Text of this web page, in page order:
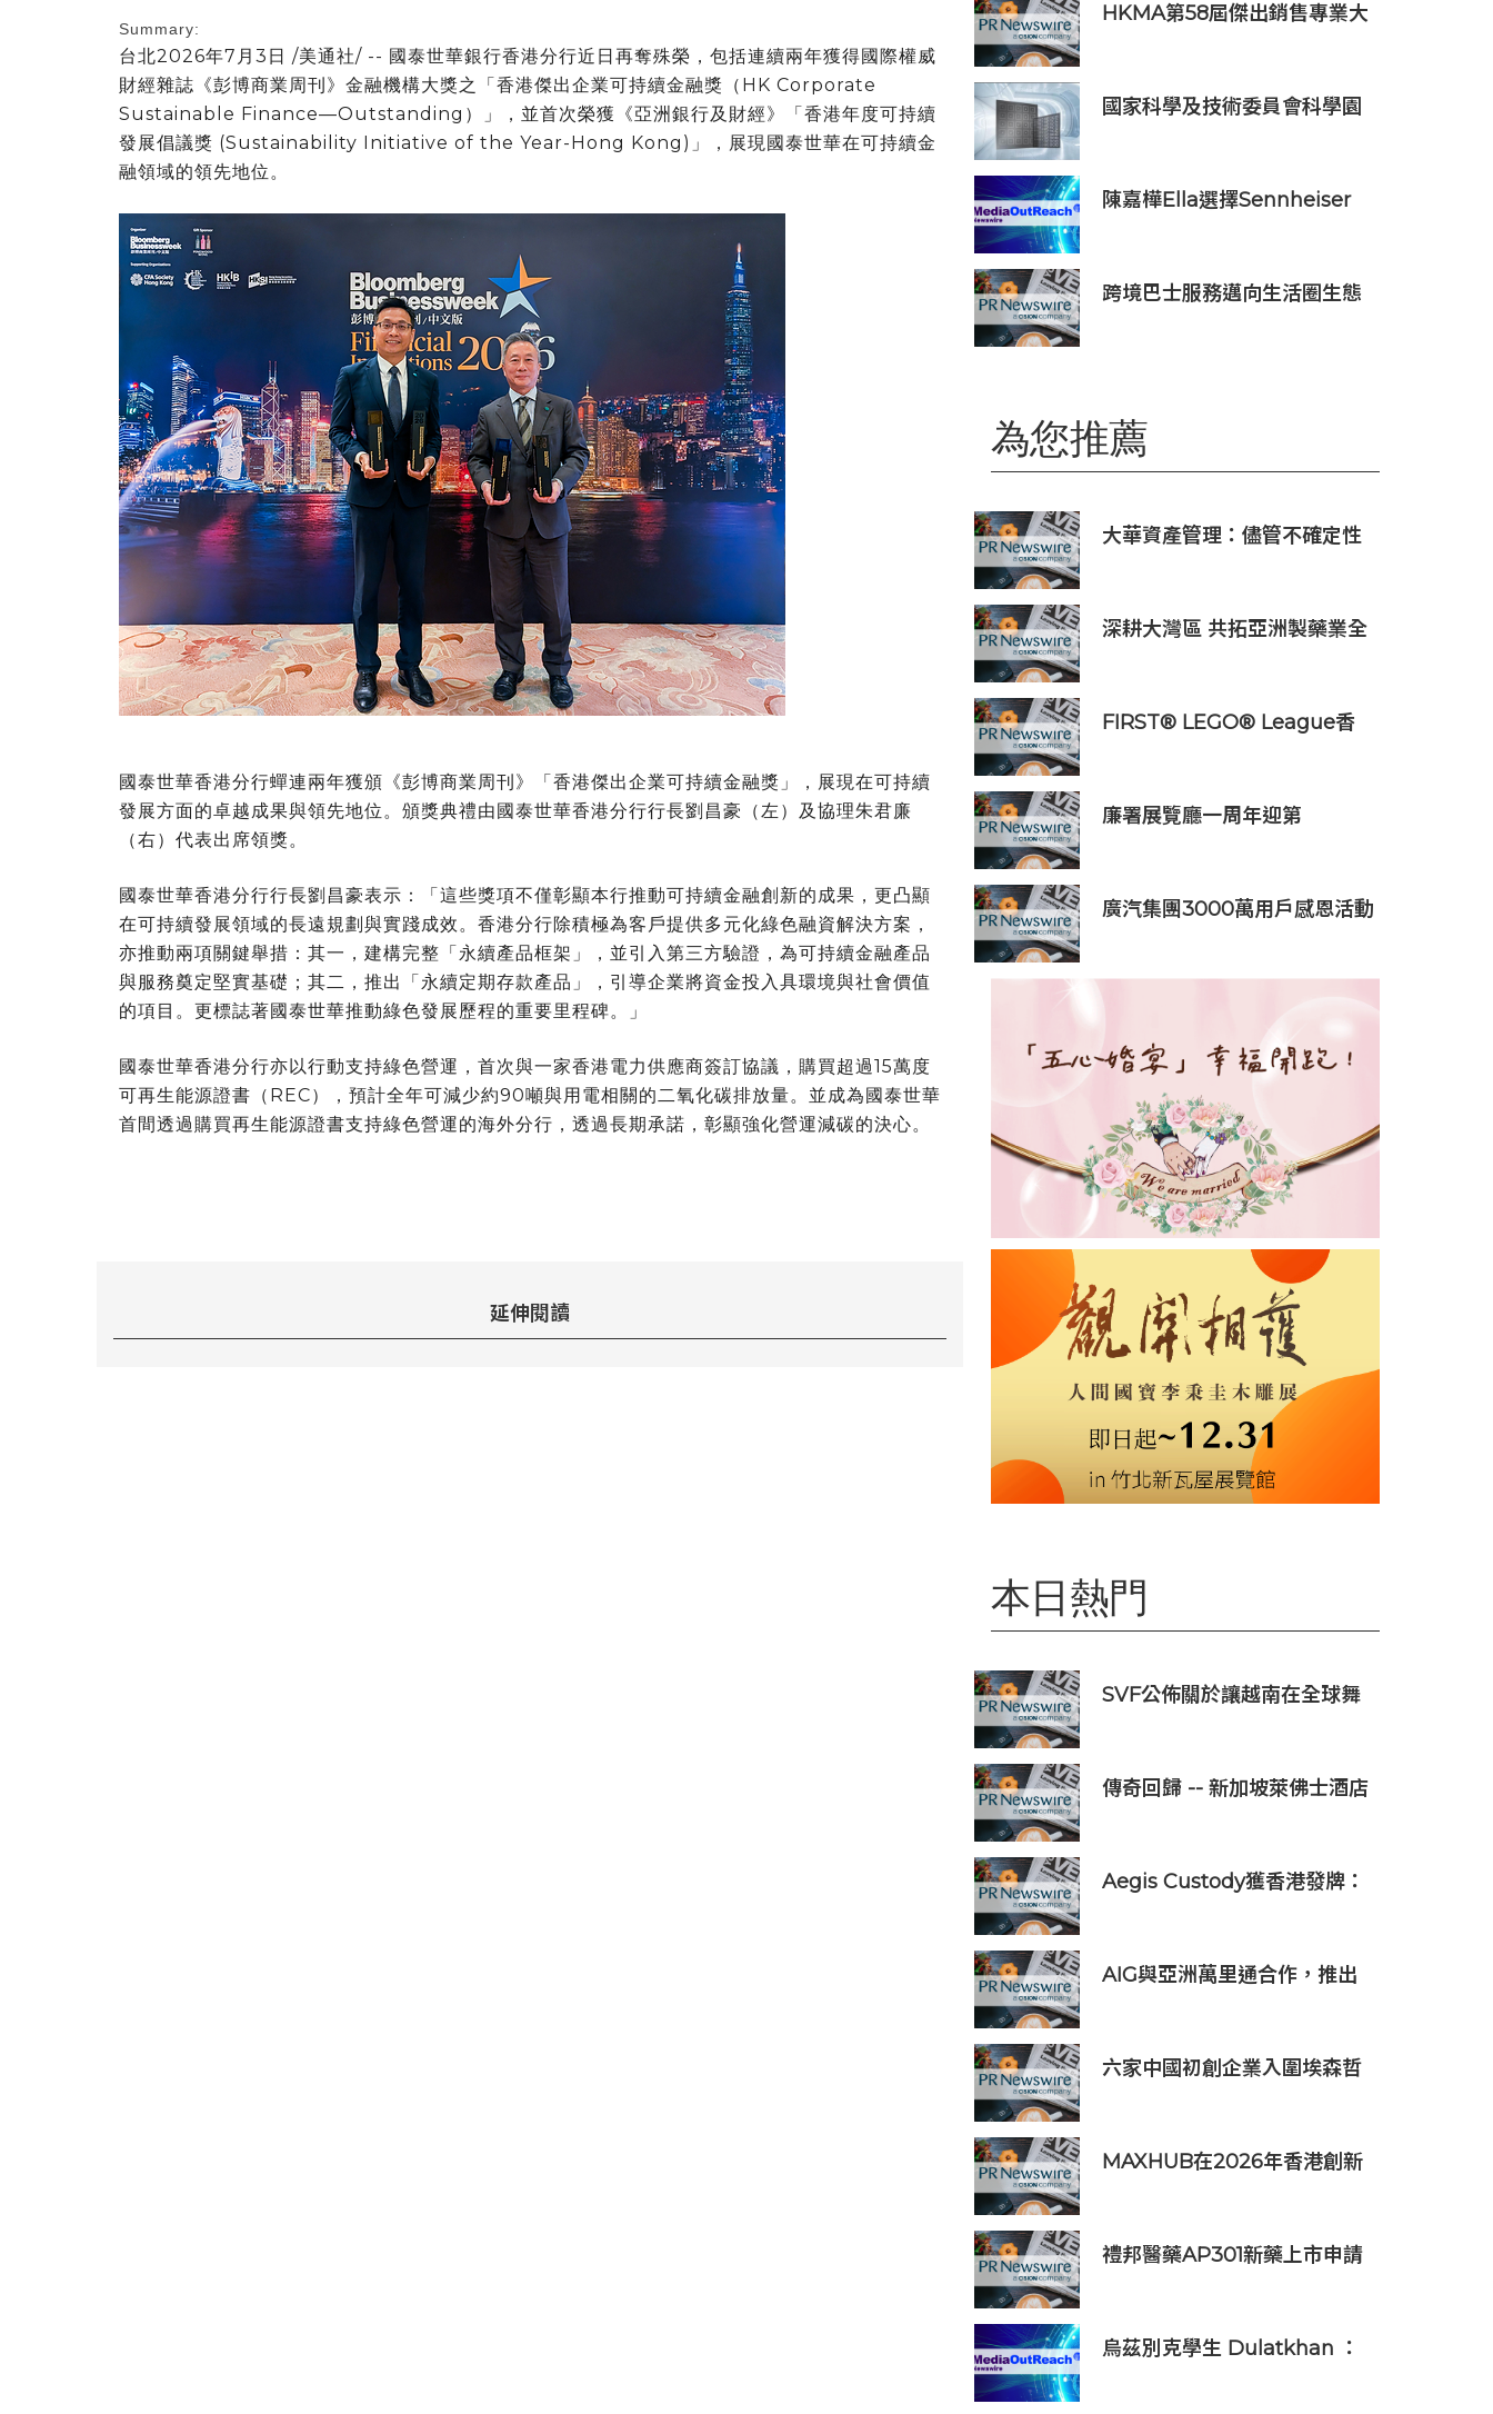
Summary:
台北2026年7月3日 /美通社/ -- 國泰世華銀行香港分行近日再奪殊榮，包括連續兩年獲得國際權威
財經雜誌《彭博商業周刊》金融機構大獎之「香港傑出企業可持續金融獎（HK Corporate
Sustainable Finance—Outstanding）」，並首次榮獲《亞洲銀行及財經》「香港年度可持續
發展倡議獎 (Sustainability Initiative of the Year-Hong Kong)」，展現國泰世華在可持續金
融領域的領先地位。
國泰世華香港分行蟬連兩年獲頒《彭博商業周刊》「香港傑出企業可持續金融獎」，展現在可持續
發展方面的卓越成果與領先地位。頒獎典禮由國泰世華香港分行行長劉昌豪（左）及協理朱君廉
（右）代表出席領獎。
國泰世華香港分行行長劉昌豪表示：「這些獎項不僅彰顯本行推動可持續金融創新的成果 ，更凸顯
在可持續發展領域的長遠規劃與實踐成效。 香港分行除積極為客戶提供多元化綠色融資解決方案 ，
亦推動兩項關鍵舉措：其一，建構完整「永續產品框架」，並引入第三方驗證， 為可持續金融產品
與服務奠定堅實基礎；其二，推出「永續定期存款產品」，引導企業將資金投入具環境與社會價值
的項目。 更標誌著國泰世華推動綠色發展歷程的重要里程碑。 」
國泰世華香港分行亦以行動支持綠色營運，首次與一家香港電力供應商簽訂協議，購買超過15萬度
可再生能源證書（REC），預計全年可減少約90噸與用電相關的二氧化碳排放量。 並成為國泰世華
首間透過購買再生能源證書支持綠色營運的海外分行，透過長期承諾，彰顯強化營運減碳的決心。
延伸閱讀
HKMA第58屆傑出銷售專業大
國家科學及技術委員會科學園
陳嘉樺Ella選擇Sennheiser
跨境巴士服務邁向生活圈生態
為您推薦
大華資產管理：儘管不確定性
深耕大灣區 共拓亞洲製藥業全
FIRST® LEGO® League香
廉署展覽廳一周年迎第
廣汽集團3000萬用戶感恩活動
本日熱門
SVF公佈關於讓越南在全球舞
傳奇回歸 -- 新加坡萊佛士酒店
Aegis Custody獲香港發牌：
AIG與亞洲萬里通合作，推出
六家中國初創企業入圍埃森哲
MAXHUB在2026年香港創新
禮邦醫藥AP301新藥上市申請
烏茲別克學生 Dulatkhan ：